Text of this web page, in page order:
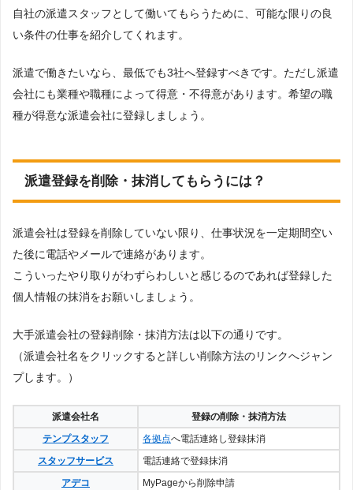
自社の派遣スタッフとして働いてもらうために、可能な限りの良
い条件の仕事を紹介してくれます。
派遣で働きたいなら、最低でも3社へ登録すべきです。ただし派遣
会社にも業種や職種によって得意・不得意があります。希望の職
種が得意な派遣会社に登録しましょう。
派遣登録を削除・抹消してもらうには？
派遣会社は登録を削除していない限り、仕事状況を一定期間空い
た後に電話やメールで連絡があります。
こういったやり取りがわずらわしいと感じるのであれば登録した
個人情報の抹消をお願いしましょう。
大手派遣会社の登録削除・抹消方法は以下の通りです。
（派遣会社名をクリックすると詳しい削除方法のリンクへジャン
プします。）
派遣会社名
登録の削除・抹消方法
テンプスタッフ
各拠点へ電話連絡し登録抹消
スタッフサービス
電話連絡で登録抹消
アデコ
MyPageから削除申請